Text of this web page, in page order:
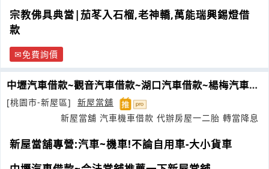
宗教佛具典當|茄苳入石榴,老神轎,萬能瑞興錫燈借
款
免費詢價
中壢汽車借款~觀音汽車借款~湖口汽車借款~楊梅汽車借
款
[桃園市-新屋區]
新屋當舖
新屋當舖 汽車機車借款 代辦房屋一二胎 轉當降息
新屋當舖專營:汽車~機車!不論自用車-大小貨車